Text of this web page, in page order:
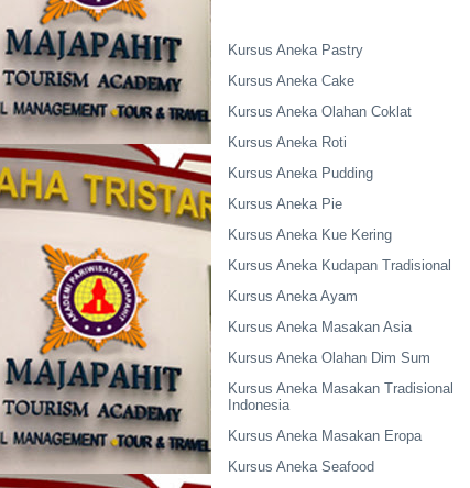
Kursus Aneka Pastry
Kursus Aneka Cake
Kursus Aneka Olahan Coklat
Kursus Aneka Roti
Kursus Aneka Pudding
Kursus Aneka Pie
Kursus Aneka Kue Kering
Kursus Aneka Kudapan Tradisional
Kursus Aneka Ayam
Kursus Aneka Masakan Asia
Kursus Aneka Olahan Dim Sum
Kursus Aneka Masakan Tradisional
Indonesia
Kursus Aneka Masakan Eropa
Kursus Aneka Seafood